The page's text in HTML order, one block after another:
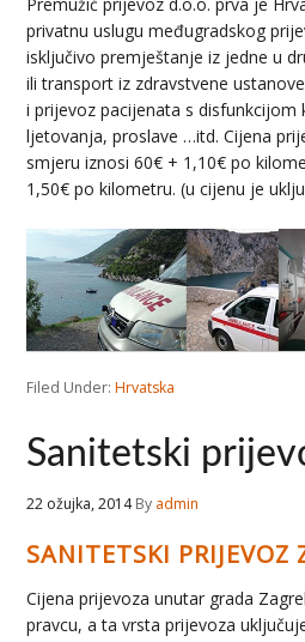
privatnu uslugu međugradskog
isključivo premještanje iz jedne u
ili transport iz zdravstvene
i prijevoz pacijenata s disfunkcijom
ljetovanja, proslave …itd. Cijena
smjeru iznosi 60€ + 1,10€ po
1,50€ po kilometru. (u cijenu je
Filed Under:Hrvatska
Sanitetski
22 ožujka, 2014By admin
SANITETSKI PRIJEVOZ
Cijena prijevoza unutar grada
pravcu, a ta vrsta prijevoza